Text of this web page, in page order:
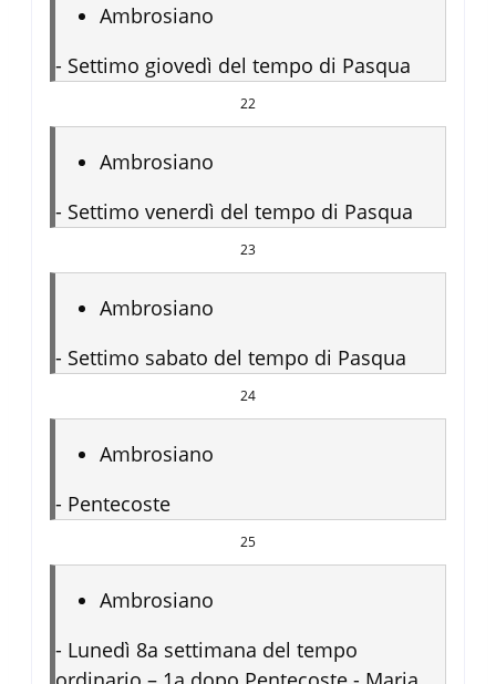
Ambrosiano
- Settimo giovedì del tempo di Pasqua
22
Ambrosiano
- Settimo venerdì del tempo di Pasqua
23
Ambrosiano
- Settimo sabato del tempo di Pasqua
24
Ambrosiano
- Pentecoste
25
Ambrosiano
- Lunedì 8a settimana del tempo